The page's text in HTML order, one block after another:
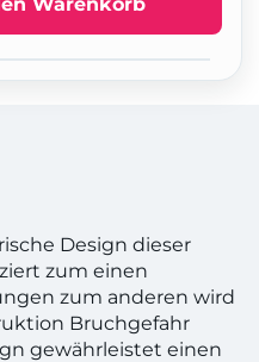
Design dieser
zum einen
zum anderen wird
Bruchgefahr
gewährleistet einen